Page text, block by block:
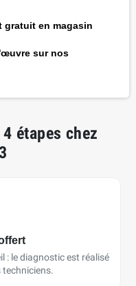
gratuit en magasin
sur nos
étapes chez
: le diagnostic est réalisé